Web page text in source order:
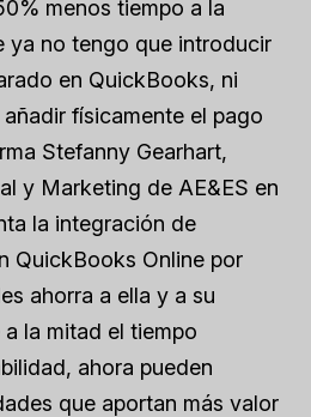
menos tiempo a la
ya no tengo que introducir
en QuickBooks, ni
físicamente el pago
Stefanny Gearhart,
y Marketing de AE&ES en
la integración de
QuickBooks Online por
ahorra a ella y a su
la mitad el tiempo
ahora pueden
que aportan más valor